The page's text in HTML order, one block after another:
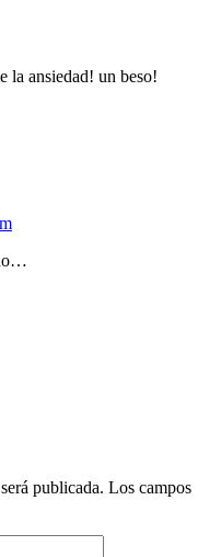
la ansiedad! un beso!
publicada. Los campos